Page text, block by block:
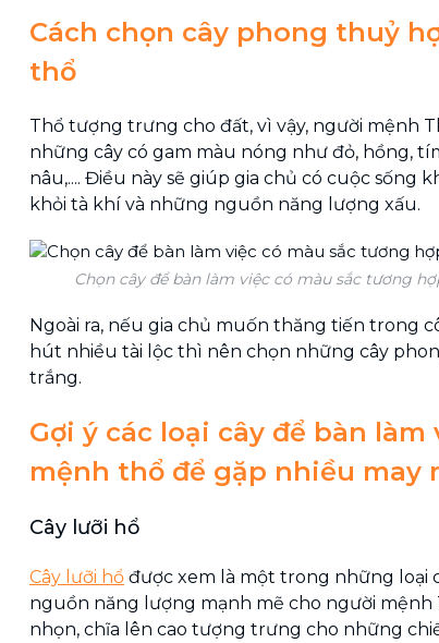
Cách chọn cây phong thuỷ
thổ
Thổ tượng trưng cho đất, vì vậy, người mệnh
những cây có gam màu nóng như đỏ, hồng,
nâu,.... Điều này sẽ giúp gia chủ có cuộc sống
khỏi tà khí và những nguồn năng lượng xấu.
Chọn cây để bàn làm việc có màu sắc tương
Ngoài ra, nếu gia chủ muốn thăng tiến trong
hút nhiều tài lộc thì nên chọn những cây
trắng.
Gợi ý các loại cây để bàn làm
mệnh thổ để gặp nhiều may
Cây lưỡi hổ
Cây lưỡi hổ được xem là một trong những loại
nguồn năng lượng mạnh mẽ cho người mệnh
nhọn, chĩa lên cao tượng trưng cho những